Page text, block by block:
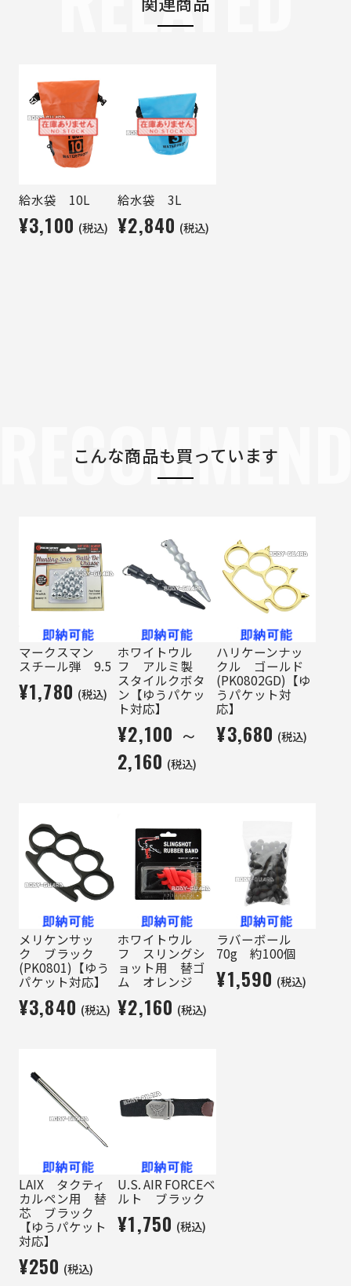
給水袋 10L
¥3,100 (税込)
給水袋 3L
¥2,840 (税込)
こんな商品も買っています
マークスマン
スチール弾 9.5
¥1,780 (税込)
ホワイトウル
フ アルミ製
スタイルクボタ
ン【ゆうパケッ
ト対応】
¥2,100 ～
2,160 (税込)
ハリケーンナッ
クル ゴールド
(PK0802GD)【ゆ
うパケット対
応】
¥3,680 (税込)
メリケンサッ
ク ブラック
(PK0801)【ゆう
パケット対応】
¥3,840 (税込)
ホワイトウル
フ スリングシ
ョット用 替ゴ
ム オレンジ
¥2,160 (税込)
ラバーボール
70g 約100個
¥1,590 (税込)
LAIX タクティ
カルペン用 替
芯 ブラック
【ゆうパケット
対応】
¥250 (税込)
U.S. AIR FORCEベ
ルト ブラック
¥1,750 (税込)